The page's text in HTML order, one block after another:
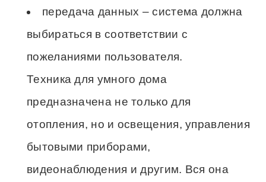
передача данных – система должна
выбираться в соответствии с
пожеланиями пользователя.
Техника для умного дома
предназначена не только для
отопления, но и освещения, управления
бытовыми приборами,
видеонаблюдения и другим. Вся она